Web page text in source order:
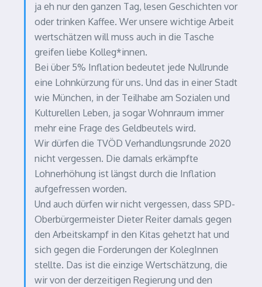
ja eh nur den ganzen Tag, lesen Geschichten vor
oder trinken Kaffee. Wer unsere wichtige Arbeit
wertschätzen will muss auch in die Tasche
greifen liebe Kolleg*innen.
Bei über 5% Inflation bedeutet jede Nullrunde
eine Lohnkürzung für uns. Und das in einer Stadt
wie München, in der Teilhabe am Sozialen und
Kulturellen Leben, ja sogar Wohnraum immer
mehr eine Frage des Geldbeutels wird.
Wir dürfen die TVÖD Verhandlungsrunde 2020
nicht vergessen. Die damals erkämpfte
Lohnerhöhung ist längst durch die Inflation
aufgefressen worden.
Und auch dürfen wir nicht vergessen, dass SPD-
Oberbürgermeister Dieter Reiter damals gegen
den Arbeitskampf in den Kitas gehetzt hat und
sich gegen die Forderungen der KolegInnen
stellte. Das ist die einzige Wertschätzung, die
wir von der derzeitigen Regierung und den